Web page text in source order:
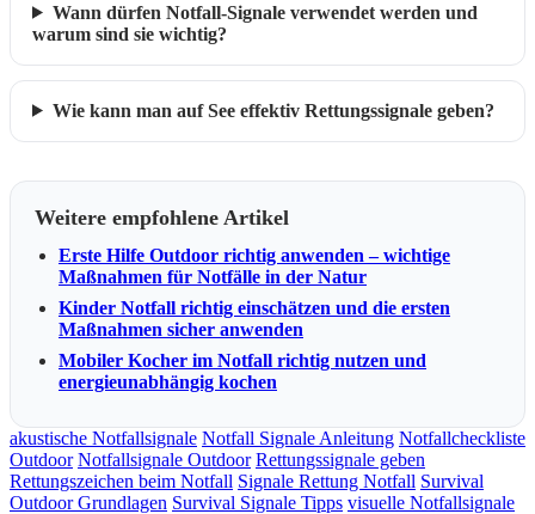
Wann dürfen Notfall-Signale verwendet werden und
warum sind sie wichtig?
Wie kann man auf See effektiv Rettungssignale geben?
Weitere empfohlene Artikel
Erste Hilfe Outdoor richtig anwenden – wichtige
Maßnahmen für Notfälle in der Natur
Kinder Notfall richtig einschätzen und die ersten
Maßnahmen sicher anwenden
Mobiler Kocher im Notfall richtig nutzen und
energieunabhängig kochen
akustische Notfallsignale Notfall Signale Anleitung Notfallcheckliste
Outdoor Notfallsignale Outdoor Rettungssignale geben
Rettungszeichen beim Notfall Signale Rettung Notfall Survival
Outdoor Grundlagen Survival Signale Tipps visuelle Notfallsignale